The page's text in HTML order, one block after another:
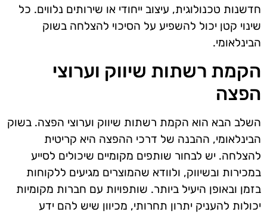
חדשנות טכנולוגית, עיצוב ייחודי או שירותים נלווים. כל
שינוי קטן יכול להשפיע על הסיכוי להצלחה בשוק
הבינלאומי.
הקמת רשתות שיווק וערוצי
הפצה
השלב הבא הוא הקמת רשתות שיווק וערוצי הפצה. בשוק
הבינלאומי, ההבנה של דרכי ההפצה היא קריטית
להצלחה. יש לבחור שותפים מקומיים שיכולים לסייע
במכירות ובשיווק, ולוודא שהמוצרים מגיעים ללקוחות
בזמן ובאופן היעיל ביותר. שותפויות עם חברות מקומיות
יכולות להעניק יתרון תחרותי, מכיוון שיש להם ידע